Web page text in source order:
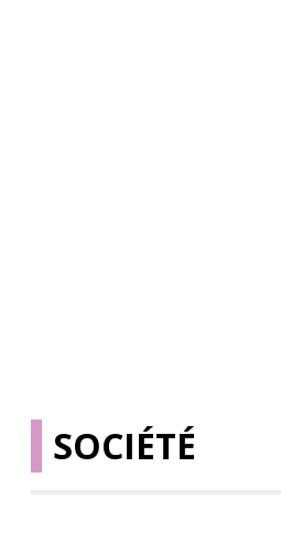
SOCIÉTÉ